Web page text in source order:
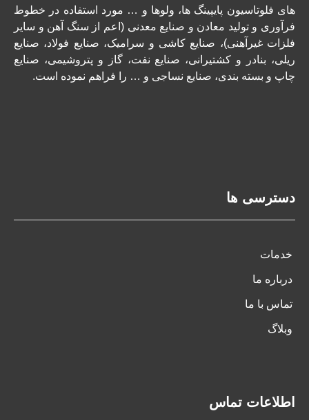
های فلوتاسیون پایپینگ ها، ولوها و … مورد استفاده در خطوط
فرآوری و تولید معادن و صنایع معدنی (اعم از سنگ آهن و سایر
فلزات غیرآهنی)، صنایع کاشی و سرامیک، صنایع فولاد، صنایع
ریلی، بنادر و کشتیرانی، صنایع نفت، گاز و پتروشیمی، صنایع
چاپ و بسته بندی، صنایع نساجی و … را فراهم نموده است.
دسترسی ها
خدمات
درباره ما
تماس با ما
وبلاگ
اطلاعات تماس